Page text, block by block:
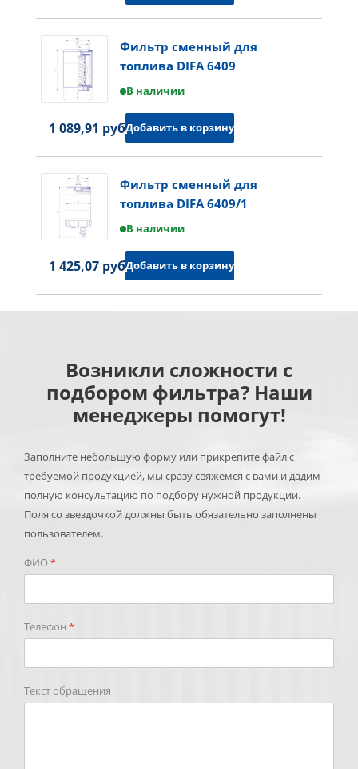
Фильтр сменный для
топлива DIFA 6409
В наличии
1 089,91 руб.Добавить в корзину
Фильтр сменный для
топлива DIFA 6409/1
В наличии
1 425,07 руб.Добавить в корзину
Возникли сложности с
подбором фильтра? Наши
менеджеры помогут!
Заполните небольшую форму или прикрепите файл с
требуемой продукцией, мы сразу свяжемся с вами и дадим
полную консультацию по подбору нужной продукции.
Поля со звездочкой должны быть обязательно заполнены
пользователем.
ФИО*
Телефон *
Текст обращения